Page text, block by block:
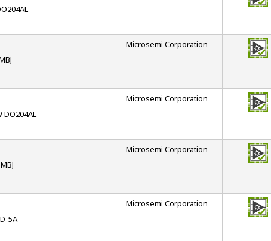
Microsemi Corporation
DO204AL
Microsemi Corporation
Microsemi Corporation
5A
Microsemi Corporation